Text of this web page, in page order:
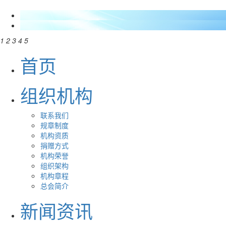
1 2 3 4 5
首页
组织机构
联系我们
规章制度
机构资质
捐赠方式
机构荣誉
组织架构
机构章程
总会简介
新闻资讯